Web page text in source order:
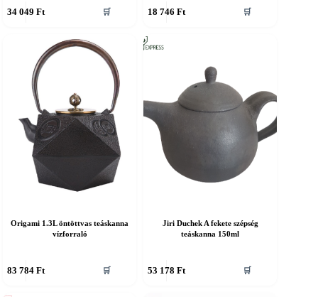
34 049 Ft 🛒 18 746 Ft 🛒
Origami 1.3L öntöttvas teáskanna
vízforraló
83 784 Ft 🛒
Jiri Duchek A fekete szépség
teáskanna 150ml
53 178 Ft 🛒